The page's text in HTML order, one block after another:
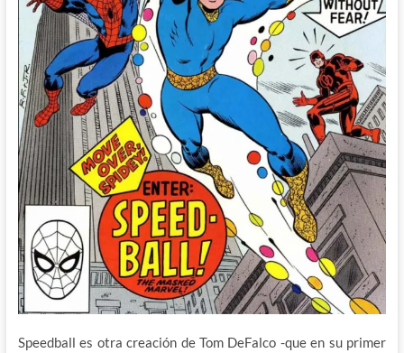
Speedball es otra creación de Tom DeFalco -que en su primer